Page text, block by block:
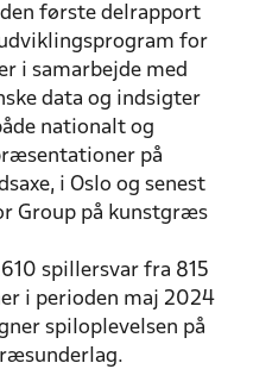
første delrapport
for
i samarbejde med
data og indsigter
nationalt og
på
i Oslo og senest
Group på kunstgræs
spillersvar fra 815
i perioden maj 2024
spiloplevelsen på